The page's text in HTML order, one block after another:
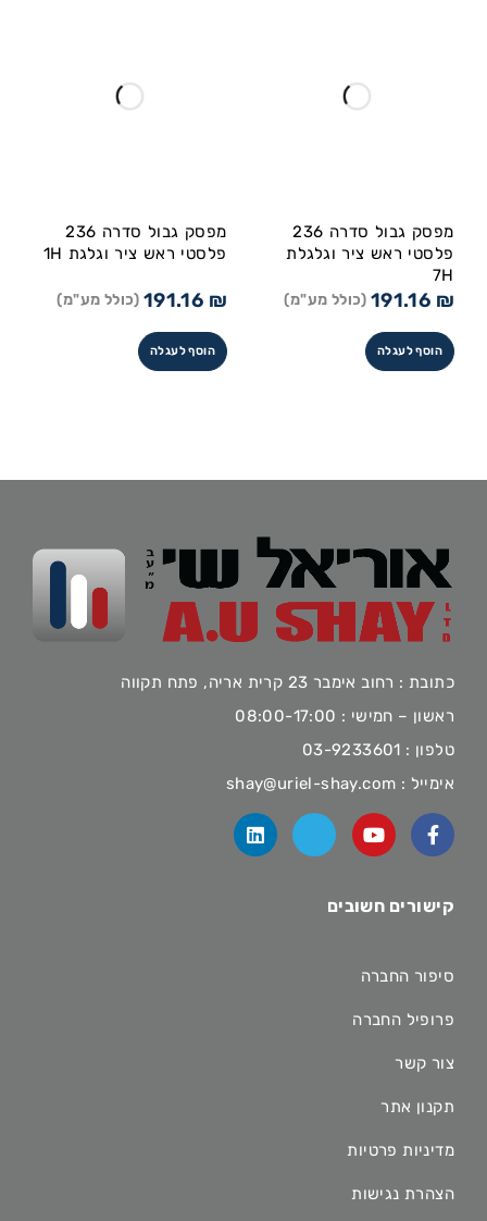
מפסק גבול סדרה 236
פלסטי ראש ציר וגלגלת
7H
191.16 ₪ (כולל מע"מ)
הוסף לעגלה
מפסק גבול סדרה 236
פלסטי ראש ציר וגלגת 1H
191.16 ₪ (כולל מע"מ)
הוסף לעגלה
כתובת : רחוב אימבר 23 קרית אריה, פתח תקווה
ראשון – חמישי : 08:00-17:00
טלפון : 03-9233601
אימייל : shay@uriel-shay.com
קישורים חשובים
סיפור החברה
פרופיל החברה
צור קשר
תקנון אתר
מדיניות פרטיות
הצהרת נגישות